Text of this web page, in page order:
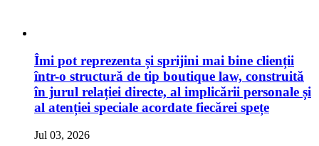
Îmi pot reprezenta și sprijini mai bine clienții
într-o structură de tip boutique law, construită
în jurul relației directe, al implicării personale și
al atenției speciale acordate fiecărei spețe
Jul 03, 2026